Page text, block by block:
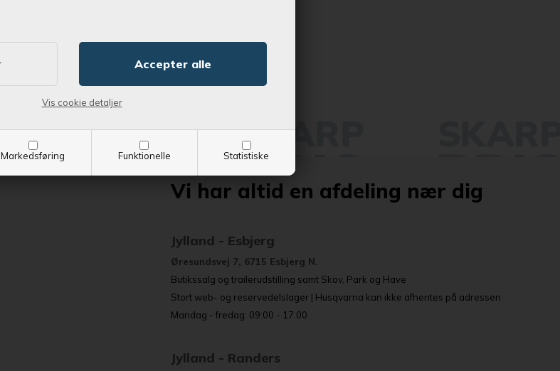
Markedsføring Funktionelle Statistiske
Vis cookie detaljer
Vi har altid en afdeling nær dig
Jylland - Esbjerg
Øresundsvej 7, 6715 Esbjerg N.
Butikssalg og trailerudstilling samt Skov, Park og Have
Stort web- og reservedelslager | Husqvarna kan ikke afhentes på adressen
Mandag - fredag: 09:00 - 17:00
Jylland - Randers